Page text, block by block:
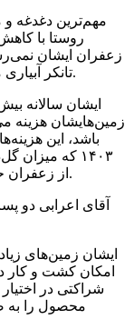
مهم‌ترین دغدغه
روستا با
زعفران ایشان
تانکر آبیاری می‌کنند که هزینه زیادی برایشان به همراه دارد.
زمین‌هایشان
باشد، این
۱۴۰۳ که
از زعفران حتی پاسخگوی هزینه‌های آبیاری نیز نبوده است.
آقای اعرابی دو
ایشان زمین‌های
امکان کشت و کار
شراکتی در
محصول را به